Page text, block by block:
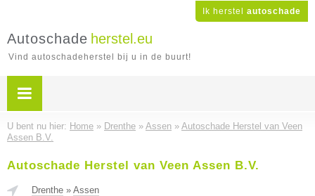
Ik herstel autoschade
Autoschade herstel.eu
Vind autoschadeherstel bij u in de buurt!
U bent nu hier: Home » Drenthe » Assen » Autoschade Herstel van Veen
Assen B.V.
Autoschade Herstel van Veen Assen B.V.
Drenthe » Assen